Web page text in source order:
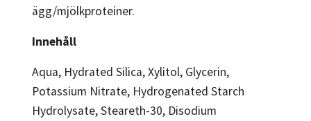
ägg/mjölkproteiner.
Innehåll
Aqua, Hydrated Silica, Xylitol, Glycerin,
Potassium Nitrate, Hydrogenated Starch
Hydrolysate, Steareth-30, Disodium